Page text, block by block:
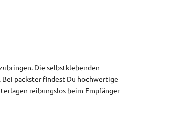
Die selbstklebenden
packster findest Du hochwertige
reibungslos beim Empfänger